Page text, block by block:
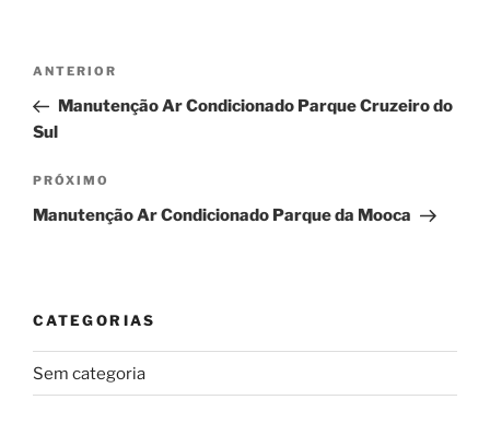
Navegação
Post
Post
anterior
ANTERIOR
Manutenção Ar Condicionado Parque Cruzeiro do
Sul
Próximo
post
PRÓXIMO
Manutenção Ar Condicionado Parque da Mooca
CATEGORIAS
Sem categoria